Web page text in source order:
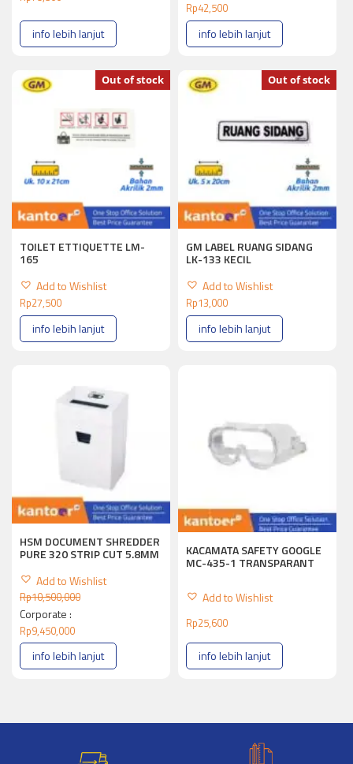
info lebih lanjut
Rp42,500
info lebih lanjut
TOILET ETTIQUETTE LM-
165
Add to Wishlist
Out of stock
Rp27,500
info lebih lanjut
GM LABEL RUANG SIDANG
LK-133 KECIL
Add to Wishlist
Out of stock
Rp13,000
info lebih lanjut
HSM DOCUMENT SHREDDER
PURE 320 STRIP CUT 5.8MM
Add to Wishlist
Rp10,500,000
Corporate :
Rp9,450,000
info lebih lanjut
KACAMATA SAFETY GOOGLE
MC-435-1 TRANSPARANT
Add to Wishlist
Rp25,600
info lebih lanjut